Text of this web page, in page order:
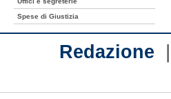
Spese di Giustizia
Redazione